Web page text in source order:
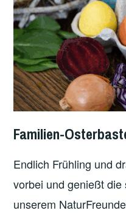
Familien-
Endlich Frühling und
vorbei und genießt
unserem